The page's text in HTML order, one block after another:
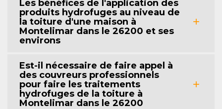
Les bénéfices de l'application des
produits hydrofuges au niveau de
la toiture d'une maison à
Montelimar dans le 26200 et ses
environs
Est-il nécessaire de faire appel à
des couvreurs professionnels
pour faire les traitements
hydrofuges de la toiture à
Montelimar dans le 26200